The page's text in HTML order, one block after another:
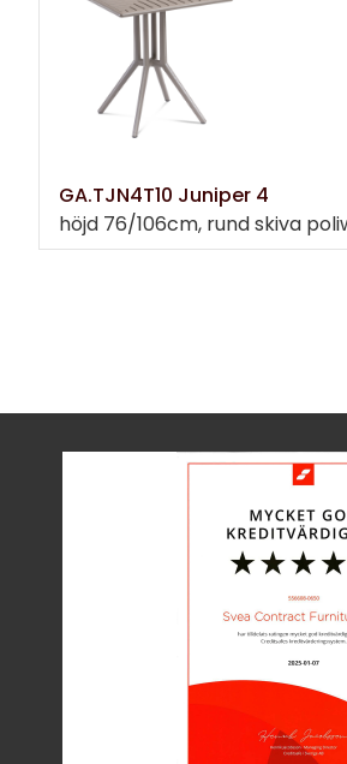
GA.TJN4T10 Juniper 4
höjd 76/106cm, rund skiva